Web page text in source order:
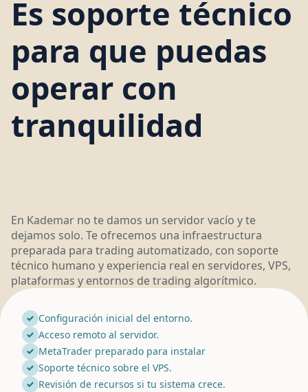
Es soporte técnico
para que puedas
operar con
tranquilidad
En Kademar no te damos un servidor vacío y te
dejamos solo. Te ofrecemos una infraestructura
preparada para trading automatizado, con soporte
técnico humano y experiencia real en servidores, VPS,
plataformas y entornos de trading algorítmico.
Configuración inicial del entorno.
Acceso remoto al servidor.
MetaTrader preparado para instalar
Soporte técnico sobre el VPS.
Revisión de recursos si tu sistema crece.